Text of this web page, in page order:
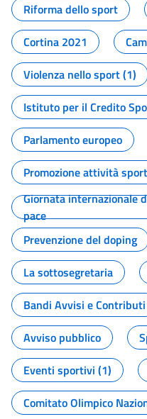
Riforma dello sport
Cortina 2021
Violenza nello sport (1)
Istituto per il Credito
Parlamento europeo
Promozione attività
Giornata internazionale
pace
Prevenzione del doping
La sottosegretaria
Bandi Avvisi e Contributi
Avviso pubblico
Eventi sportivi (1)
Comitato Olimpico